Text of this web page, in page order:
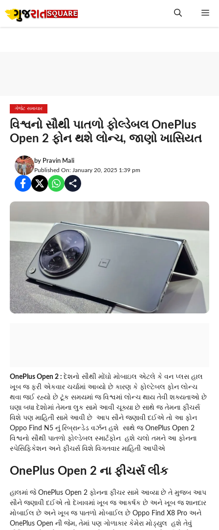
to
ગેજેટ સમાચાર
વિશ્વનો સૌથી પાતળો ફોલ્ડેબલ OnePlus
Open 2 ફોન થશે લોન્ચ, જાણો ખાસિયત
by Pravin Mali
Published On: January 20, 2025 1:39 pm
OnePlus Open 2 : દેશનો સૌથી મોંઘો મોબાઇલ એટલે કે વન પ્લસ હાલ
ખૂબ જ ફરી એકવાર ચર્ચામાં આવ્યો છે કારણ કે ફોલ્ટેબલ ફોન લોન્ચ
થવા જઈ રહ્યો છે ટૂંક સમયમાં જ વિશ્વમાં લોન્ચ થાય તેવી શક્યતાઓ છે
ઘણા બધા દેશોમાં તેમના લુક સામે આવી ચૂક્યા છે સાથે જ તેમના ફીચર્સ
વિશે પણ માહિતી સામે આવી છે આપ સૌને જણાવી દઈએ તો આ ફોન
Oppo Find N5 નું રિબ્રાન્ડેડ વર્ઝન હશે સાથે જ OnePlus Open 2
વિશ્વનો સૌથી પાતળો ફોલ્ડેબલ સ્માર્ટફોન હશે ચલો તમને આ ફોનના
સ્પેસિફિકેશન અને ફીચર્સ વિશે વિગતવાર માહિતી આપીએ
OnePlus Open 2 ના ફીચર્સ લીક
હાલમાં જે OnePlus Open 2 ફોનના ફીચર સામે આવ્યા છે તે મુજબ આપ
સૌને જણાવી દઈએ તો દેખાવમાં ખૂબ જ આકર્ષક છે અને ખૂબ જ શાનદાર
મોબાઈલ છે અને ખૂબ જ પાતળો મોબાઈલ છે Oppo Find X8 Pro અને
OnePlus Open ની જેમ, તેમાં પણ ગોળાકાર કેમેરા મોડ્યુલ હશે તેવું